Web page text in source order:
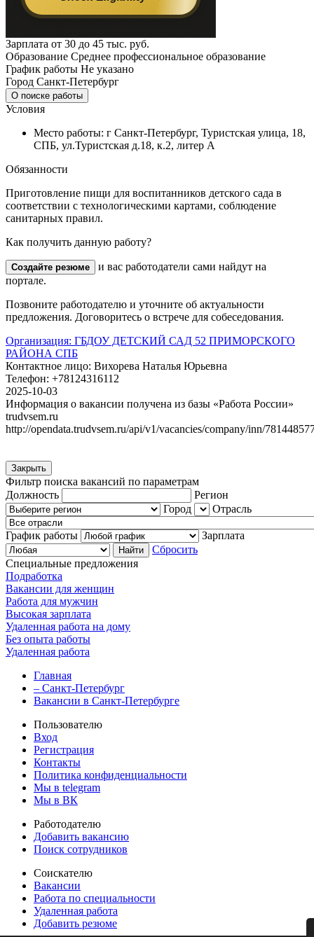
Зарплата от 30 до 45 тыс. руб.
Образование Среднее профессиональное образование
График работы Не указано
Город Санкт-Петербург
О поиске работы
Условия
Место работы: г Санкт-Петербург, Туристская улица, 18,
СПБ, ул.Туристская д.18, к.2, литер А
Обязанности
Приготовление пищи для воспитанников детского сада в
соответствии с технологическими картами, соблюдение
санитарных правил.
Как получить данную работу?
Создайте резюме
и вас работодатели сами найдут на
портале.
Позвоните работодателю и уточните об актуальности
предложения. Договоритесь о встрече для собеседования.
Организация: ГБДОУ ДЕТСКИЙ САД 52 ПРИМОРСКОГО
РАЙОНА СПБ
Контактное лицо: Вихорева Наталья Юрьевна
Телефон: +78124316112
2025-10-03
Информация о вакансии получена из базы «Работа России»
trudvsem.ru
http://opendata.trudvsem.ru/api/v1/vacancies/company/inn/
Закрыть
Фильтр поиска вакансий по параметрам
Должность
Регион
Город
Отрасль
График работы
Зарплата
Сбросить
Специальные предложения
Подработка
Вакансии для женщин
Работа для мужчин
Высокая зарплата
Удаленная работа на дому
Без опыта работы
Удаленная работа
Главная
– Санкт-Петербург
Вакансии в Санкт-Петербурге
Пользователю
Вход
Регистрация
Контакты
Политика конфиденциальности
Мы в telegram
Мы в ВК
Работодателю
Добавить вакансию
Поиск сотрудников
Соискателю
Вакансии
Работа по специальности
Удаленная работа
Добавить резюме